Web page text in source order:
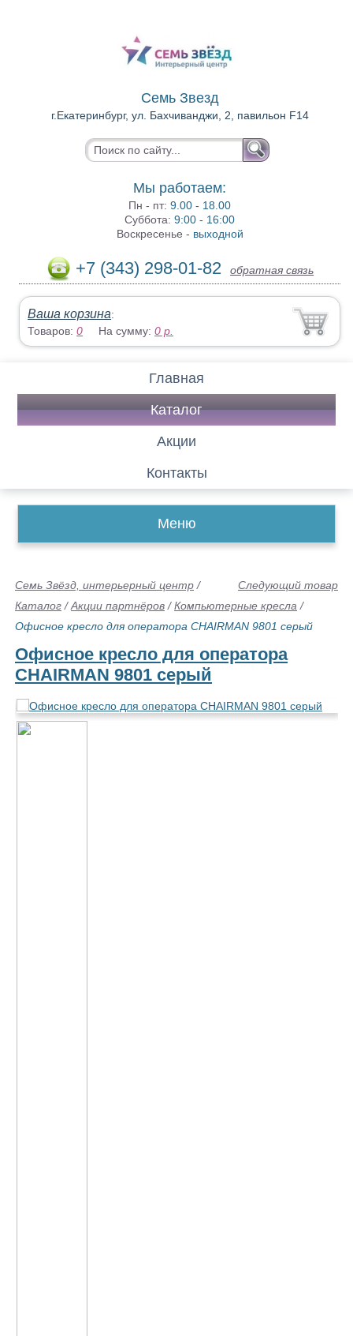
Семь Звезд
г.Екатеринбург, ул. Бахчиванджи, 2, павильон F14
Мы работаем:
Пн - пт:9.00 - 18.00
Суббота:9:00 - 16:00
Воскресенье - выходной
+7 (343) 298-01-82 обратная связь
Ваша корзина:
Товаров:0 На сумму:0 р.
Главная
Каталог
Акции
Контакты
Меню
Следующий товар
Семь Звёзд, интерьерный центр /
Каталог /Акции партнёров /Компьютерные кресла /
Офисное кресло для оператора CHAIRMAN 9801 серый
Офисное кресло для оператора
CHAIRMAN 9801 серый